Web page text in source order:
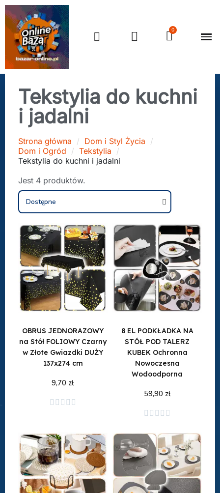
Tekstylia do kuchni
i jadalni
Strona główna
Dom i Styl Życia
Dom i Ogród
Tekstylia
Tekstylia do kuchni i jadalni
Jest 4 produktów.
OBRUS JEDNORAZOWY
na Stół FOLIOWY Czarny
w Złote Gwiazdki DUŻY
137x274 cm
9,70 zł
    
8 EL PODKŁADKA NA
STÓŁ POD TALERZ
KUBEK Ochronna
Nowoczesna
Wodoodporna
59,90 zł
    
Dodaj do koszyka